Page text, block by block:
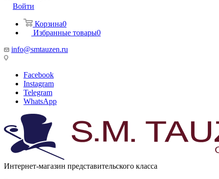
Войти
Корзина0
Избранные товары0
info@smtauzen.ru
Facebook
Instagram
Telegram
WhatsApp
Интернет-магазин представительского класса